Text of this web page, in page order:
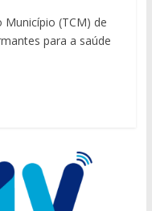
(TCM) de
para a saúde